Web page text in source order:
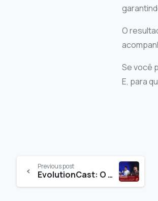
O
Se você
E, para
Previous post
EvolutionCast: O Podcast que te Conecta com Histórias Inspiradoras